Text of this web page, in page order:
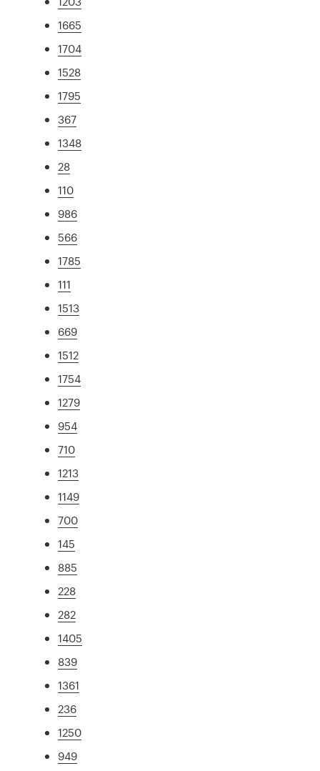
1665
1704
1528
1795
367
1348
28
110
986
566
1785
111
1513
669
1512
1754
1279
954
710
1213
1149
700
145
885
228
282
1405
839
1361
236
1250
949